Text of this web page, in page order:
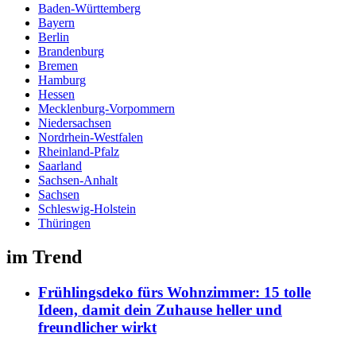
Baden-Württemberg
Bayern
Berlin
Brandenburg
Bremen
Hamburg
Hessen
Mecklenburg-Vorpommern
Niedersachsen
Nordrhein-Westfalen
Rheinland-Pfalz
Saarland
Sachsen-Anhalt
Sachsen
Schleswig-Holstein
Thüringen
im Trend
Frühlingsdeko fürs Wohnzimmer: 15 tolle
Ideen, damit dein Zuhause heller und
freundlicher wirkt